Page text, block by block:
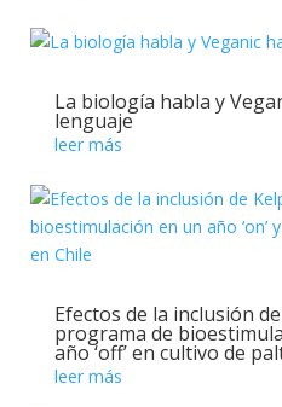
La biología habla y
lenguaje
leer más
Efectos de la inclusión
programa de
año ‘off’ en cultivo de
leer más